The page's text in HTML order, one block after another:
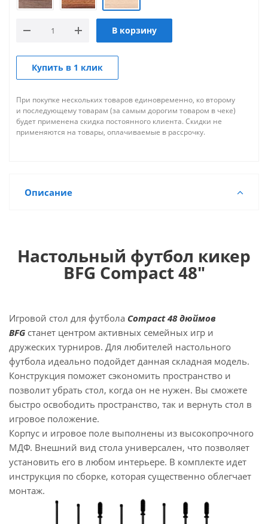
В корзину
Купить в 1 клик
При покупке нескольких товаров единовременно, ко второму
и последующему товарам (за самым дорогим товаром в чеке)
будет применена скидка постоянного клиента. Скидки не
применяются на товары, оплачиваемые в рассрочку.
Описание
Настольный футбол кикер
BFG Compact 48"
Игровой стол для футбола Compact 48 дюймов
BFG станет центром активных семейных игр и
дружеских турниров. Для любителей настольного
футбола идеально подойдет данная складная модель.
Конструкция поможет сэкономить пространство и
позволит убрать стол, когда он не нужен. Вы сможете
быстро освободить пространство, так и вернуть стол в
игровое положение.
Корпус и игровое поле выполнены из высокопрочного
МДФ. Внешний вид стола универсален, что позволяет
установить его в любом интерьере. В комплекте идет
инструкция по сборке, которая существенно облегчает
монтаж.